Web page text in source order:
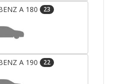
A 180 23
A 190 22